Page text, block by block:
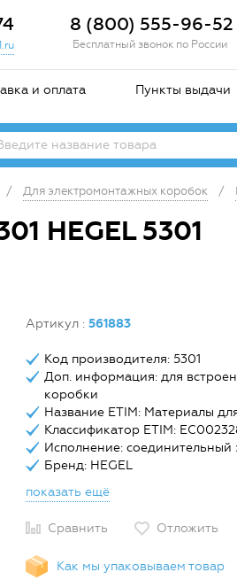
8 (800) 555-96-52
Бесплатный звонок по России
и оплата Пункты выдачи
/ Для электромонтажных коробок /
HEGEL 5301
Артикул : 561883
Код производителя: 5301
Доп. информация: для
коробки
Название ETIM: Материалы
Классификатор ETIM:
Исполнение: соединительный
Бренд: HEGEL
показать ещё
Сравнить Отложить
Как мы упаковываем товар